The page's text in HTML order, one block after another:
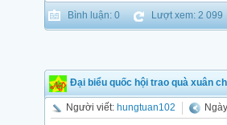
Bình luận: 0 Lượt xem: 2 099
Đại biểu quốc hội trao quà xuân
Người viết: hungtuan102